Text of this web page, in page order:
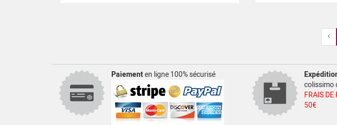
Paiementen ligne 100% sécurisé
colissimo
FRAIS DE
50€